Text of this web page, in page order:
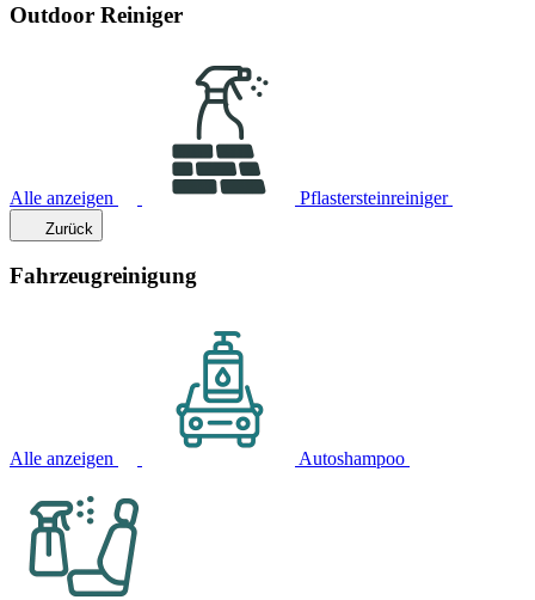
Outdoor Reiniger
Alle anzeigen Pflastersteinreiniger
Zurück
Fahrzeugreinigung
Alle anzeigen Autoshampoo